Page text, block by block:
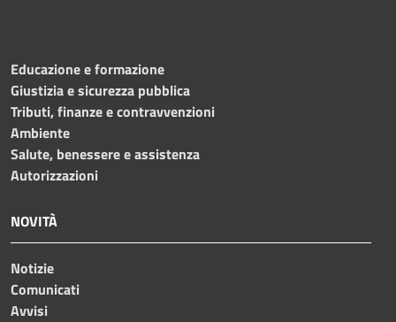
Educazione e formazione
Giustizia e sicurezza pubblica
Tributi, finanze e contravvenzioni
Ambiente
Salute, benessere e assistenza
Autorizzazioni
NOVITÀ
Notizie
Comunicati
Avvisi